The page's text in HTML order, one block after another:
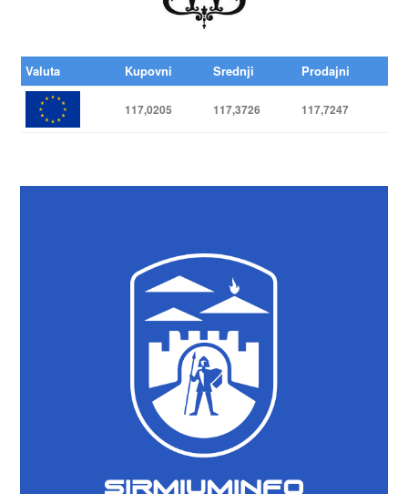
Valuta Kupovni Srednji Prodajni
117,0205 117,3726 117,7247